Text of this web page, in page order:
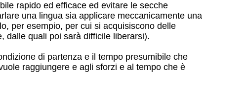
rapido ed efficace ed evitare le secche
una lingua sia applicare meccanicamente una
per esempio, per cui si acquisiscono delle
dalle quali poi sarà difficile liberarsi).
di partenza e il tempo presumibile che
raggiungere e agli sforzi e al tempo che è